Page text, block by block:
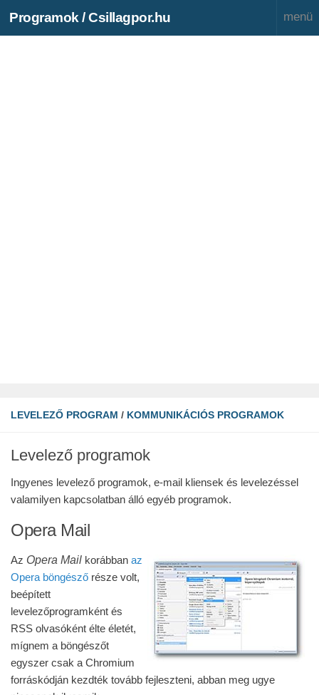
Programok / Csillagpor.hu
LEVELEZŐ PROGRAM / KOMMUNIKÁCIÓS PROGRAMOK
Levelező programok
Ingyenes levelező programok, e-mail kliensek és levelezéssel
valamilyen kapcsolatban álló egyéb programok.
Opera Mail
Az Opera Mail korábban az
Opera böngésző része volt,
beépített
levelezőprogramként és
RSS olvasóként élte életét,
mígnem a böngészőt
egyszer csak a Chromium
forráskódján kezdték tovább fejleszteni, abban meg ugye